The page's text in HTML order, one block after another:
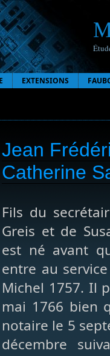
EXTENSIONS
Jean
Catherine
Fils du
Greis et de
est né avant
entre au
Michel 1757. Il
mai 1766 bien
notaire le 5
décembre